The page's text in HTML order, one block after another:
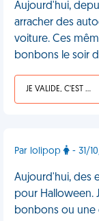
Aujourd'hui,
arracher des
voiture. Ces
bonbons le soir
JE VALIDE, C'EST UNE VDM
Par lolipop - 31/
Aujourd'hui, des
pour Halloween.
bonbons ou une